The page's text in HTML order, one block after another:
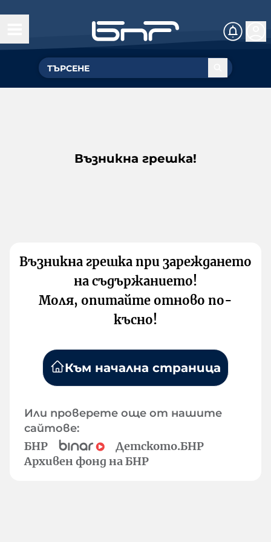
Възникна грешка!
Възникна грешка при зареждането
на съдържанието!
Моля, опитайте отново по-
късно!
Към начална страница
Или проверете още от нашите
сайтове:
БНР
Детското.БНР
Архивен фонд на БНР